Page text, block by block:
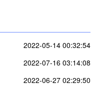
2022-05-14 00:32:54
2022-07-16 03:14:08
2022-06-27 02:29:50